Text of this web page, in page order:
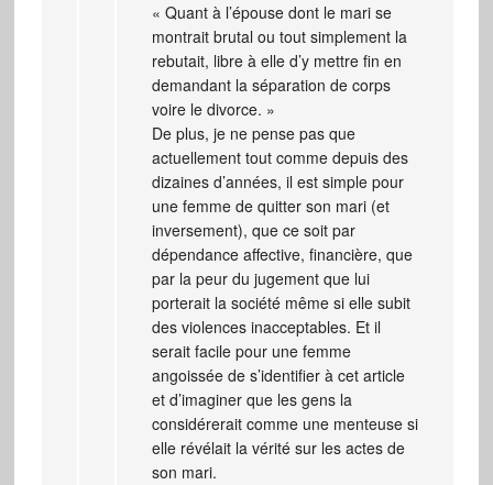
« Quant à l’épouse dont le mari se
montrait brutal ou tout simplement la
rebutait, libre à elle d’y mettre fin en
demandant la séparation de corps
voire le divorce. »
De plus, je ne pense pas que
actuellement tout comme depuis des
dizaines d’années, il est simple pour
une femme de quitter son mari (et
inversement), que ce soit par
dépendance affective, financière, que
par la peur du jugement que lui
porterait la société même si elle subit
des violences inacceptables. Et il
serait facile pour une femme
angoissée de s’identifier à cet article
et d’imaginer que les gens la
considérerait comme une menteuse si
elle révélait la vérité sur les actes de
son mari.